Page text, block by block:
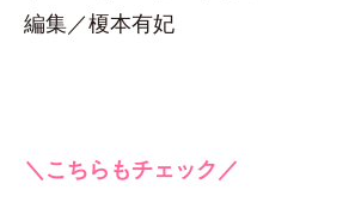
編集／榎本有妃
＼こちらもチェック／